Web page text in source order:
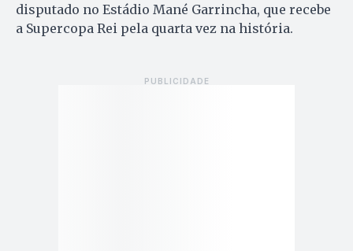
disputado no Estádio Mané Garrincha, que recebe
a Supercopa Rei pela quarta vez na história.